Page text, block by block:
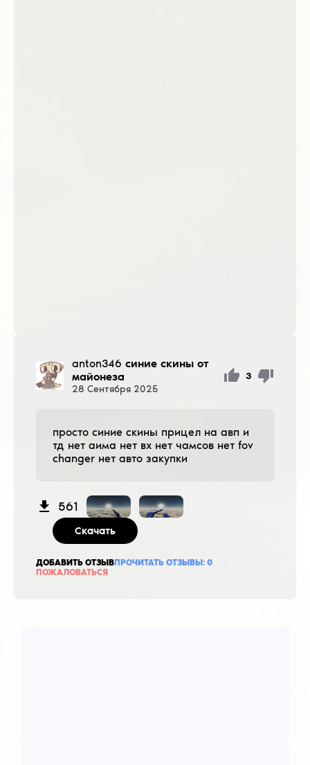
anton346 синие скины от
майонеза
28 Сентября 2025
3
просто синие скины прицел на авп и
тд нет аима нет вх нет чамсов нет fov
changer нет авто закупки
561
Скачать
ДОБАВИТЬ ОТЗЫВПРОЧИТАТЬ ОТЗЫВЫ: 0
ПОЖАЛОВАТЬСЯ